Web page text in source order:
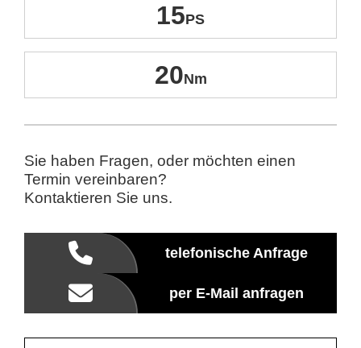
15
20
Sie haben Fragen, oder möchten einen
Termin vereinbaren?
Kontaktieren Sie uns.
telefonische Anfrage
per E-Mail anfragen